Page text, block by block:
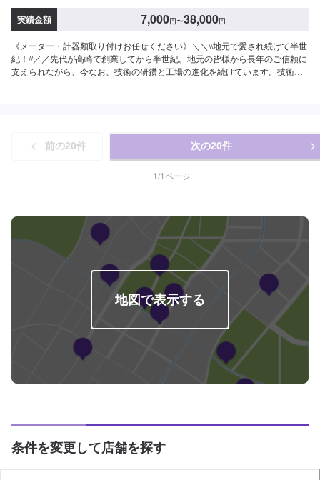
実績金額 7,000円〜38,000円
《メーター・計器類取り付けお任せください》＼＼\\地元で愛され続けて半世
紀！//／／先代が高崎で創業してから半世紀。地元の皆様から長年のご信頼に
支えられながら、今なお、技術の研鑽と工場の進化を続けています。技術は
りの精度までいくつかのプランをご提示の上、お客様にご納得いただけるプ
ランで作業を進めて参ります。常連さんから初めての方まで、ご来店を心か
らお待ちしております。--------------------------------------------------【1】オファー
にてお問い合わせ【2】お見積り【3】お見積りにご納得いただければ作業開
を無料でご用意しております。詳しくはお気軽にお問い合わせください。※ガ
ソリン代はお客様にご負担いただきます。【定休日・営業時間】定休日：第
二水曜日営業時間：8:30~19:00
前の20件 次の20件
1/1ページ
地図で表示する
条件を変更して店舗を探す